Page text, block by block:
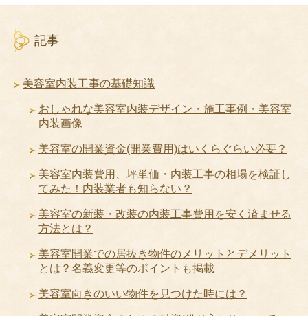
記事
美容室内装工事の基礎知識
おしゃれな美容室内装デザイン・施工事例・美容室
内装画像
美容室の開業資金(開業費用)はいくらぐらい必要？
美容室内装費用、坪単価・内装工事の相場を検証し
てみた！内装業者も知らない？
美容室の新装・改装の内装工事費用を安く済ませる
方法とは？
美容室開業での居抜き物件のメリットとデメリット
とは？名義変更等のポイントも掲載
美容室向きのいい物件を見つけた時には？